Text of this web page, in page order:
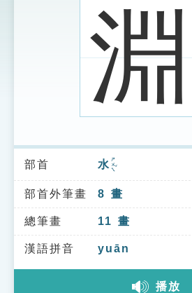
索引選單
知識索引
單字索引
生命大百科索引
淵
部首 水 ㄕㄨㄟˇ
部首外筆畫 8 畫
總筆畫 11 畫
漢語拼音 yuān
播放